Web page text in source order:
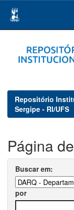
navigation
Repositório
Sergipe - RI/UFS
Página
Buscar em:
por